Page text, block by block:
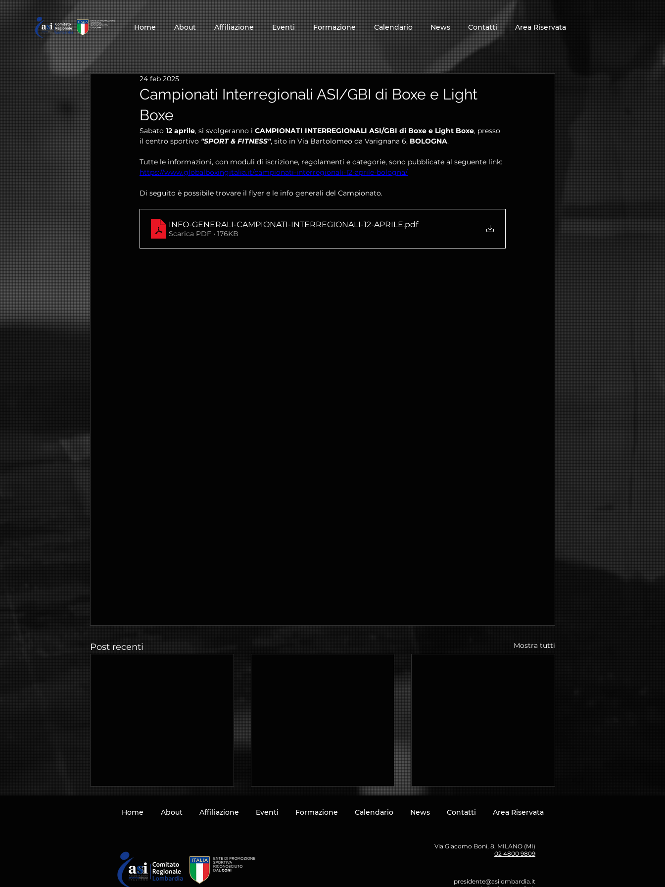
Home About Affiliazione Eventi Formazione Calendario News Contatti Area Riservata
Campionati Interregionali ASI/GBI di Boxe e Light
Boxe
24 feb 2025
Sabato 12 aprile, si svolgeranno i CAMPIONATI INTERREGIONALI ASI/GBI di Boxe e Light Boxe, presso
il centro sportivo "SPORT & FITNESS", sito in Via Bartolomeo da Varignana 6, BOLOGNA.
Tutte le informazioni, con moduli di iscrizione, regolamenti e categorie, sono pubblicate al seguente link:
https://www.globalboxingitalia.it/campionati-interregionali-12-aprile-bologna/
Di seguito è possibile trovare il flyer e le info generali del Campionato.
INFO-GENERALI-CAMPIONATI-INTERREGIONALI-12-APRILE.pdf
Scarica PDF • 176KB
Post recenti Mostra tutti
1° Corso Nazionale di Dipendenti pubblici e lavoro
Home About Affiliazione Eventi Formazione Calendario News Contatti Area Riservata
Via Giacomo Boni, 8, MILANO (MI)
02 4800 9809
presidente@asilombardia.it